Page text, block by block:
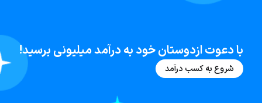
با دعوت ازدوستان خود به درآمد میلیونی برسید!
شروع به کسب درآمد